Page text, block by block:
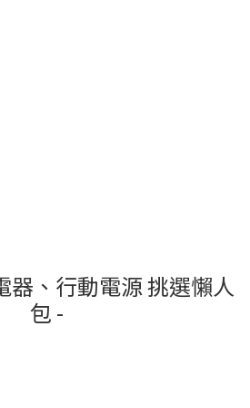
器、行動電源 挑選懶人
包 -